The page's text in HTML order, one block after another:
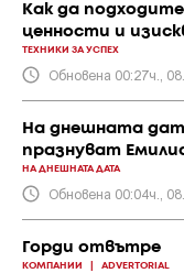
Как да
ценности и
ТЕХНИКИ ЗА УСПЕХ
Обновена 00:27ч.,
На днешната
празнуват
НА ДНЕШНАТА ДАТА
Обновена 00:04ч.,
Горди отвътре
КОМПАНИИ ADVERTORIAL